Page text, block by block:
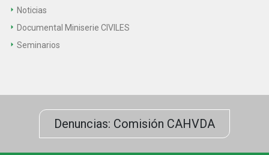
Noticias
Documental Miniserie CIVILES
Seminarios
Denuncias: Comisión CAHVDA